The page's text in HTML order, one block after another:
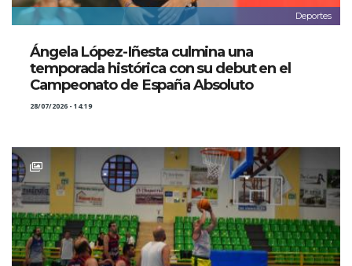
Deportes
Ángela López-Iñesta culmina una
temporada histórica con su debut en el
Campeonato de España Absoluto
28/07/2026 - 14:19